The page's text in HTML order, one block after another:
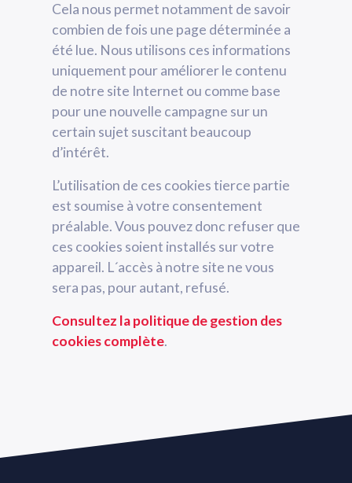
Cela nous permet notamment de savoir
combien de fois une page déterminée a
été lue. Nous utilisons ces informations
uniquement pour améliorer le contenu
de notre site Internet ou comme base
pour une nouvelle campagne sur un
certain sujet suscitant beaucoup
d’intérêt.
L’utilisation de ces cookies tierce partie
est soumise à votre consentement
préalable. Vous pouvez donc refuser que
ces cookies soient installés sur votre
appareil. L´accès à notre site ne vous
sera pas, pour autant, refusé.
Consultez la politique de gestion des
cookies complète.